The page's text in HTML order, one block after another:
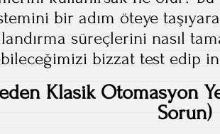
bir adım öteye
süreçlerini nasıl
bizzat test edip
Klasik Otomasyon
Sorun)